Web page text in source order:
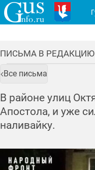
ПИСЬМА В РЕДАКЦИЮ
Все письма
В районе улиц
Апостола, и уже
наливайку.